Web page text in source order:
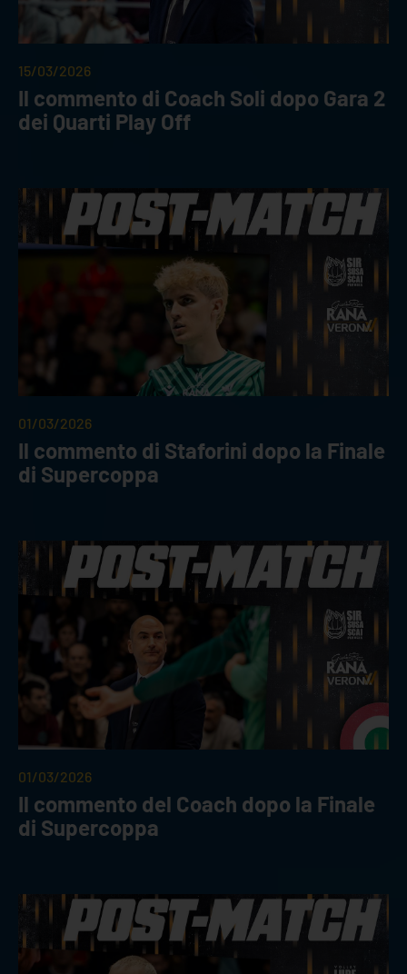
15/03/2026
Il commento di Coach Soli dopo Gara 2
dei Quarti Play Off
01/03/2026
Il commento di Staforini dopo la Finale
di Supercoppa
01/03/2026
Il commento del Coach dopo la Finale
di Supercoppa